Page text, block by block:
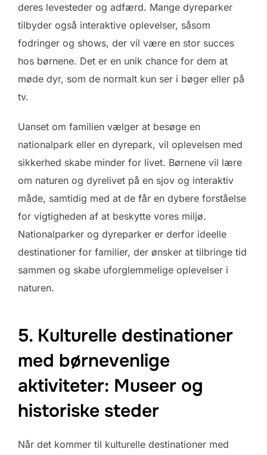
deres levesteder og adfærd. Mange dyreparker
tilbyder også interaktive oplevelser, såsom
fodringer og shows, der vil være en stor succes
hos børnene. Det er en unik chance for dem at
møde dyr, som de normalt kun ser i bøger eller på
tv.
Uanset om familien vælger at besøge en
nationalpark eller en dyrepark, vil oplevelsen med
sikkerhed skabe minder for livet. Børnene vil lære
om naturen og dyrelivet på en sjov og interaktiv
måde, samtidig med at de får en dybere forståelse
for vigtigheden af at beskytte vores miljø.
Nationalparker og dyreparker er derfor ideelle
destinationer for familier, der ønsker at tilbringe tid
sammen og skabe uforglemmelige oplevelser i
naturen.
5. Kulturelle destinationer
med børnevenlige
aktiviteter: Museer og
historiske steder
Når det kommer til kulturelle destinationer med